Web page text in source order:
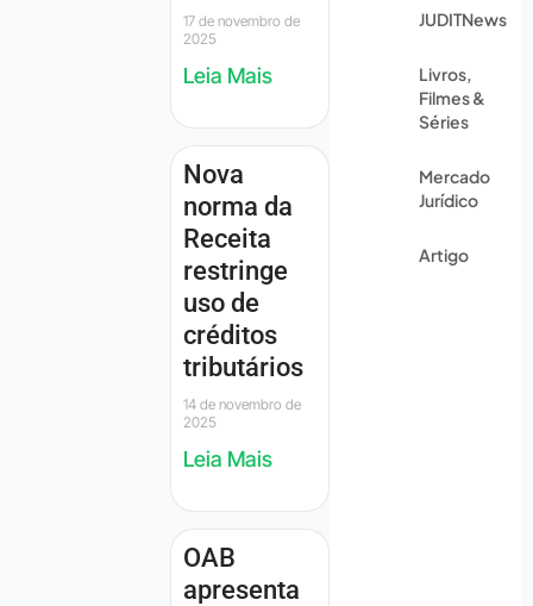
17 de novembro de
2025
Leia Mais
Nova
norma da
Receita
restringe
uso de
créditos
tributários
14 de novembro de
2025
Leia Mais
OAB
apresenta
JUDITNews
Livros,
Filmes &
Séries
Mercado
Jurídico
Artigo